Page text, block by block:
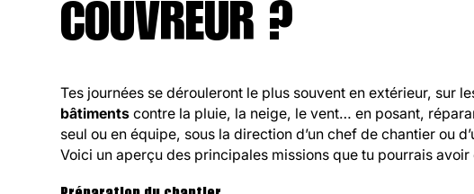
COUVREUR ?
Tes journées se dérouleront le plus souvent en extérieur, sur
bâtiments contre la pluie, la neige, le vent… en posant,
seul ou en équipe, sous la direction d’un chef de chantier ou
Voici un aperçu des principales missions que tu pourrais